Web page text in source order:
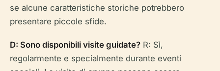
se alcune caratteristiche storiche potrebbero
presentare piccole sfide.
D: Sono disponibili visite guidate? R: Sì,
regolarmente e specialmente durante eventi